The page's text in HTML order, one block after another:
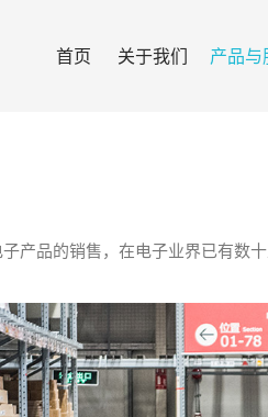
首页 关于我们 产品与
产品的销售，在电子业界已有数